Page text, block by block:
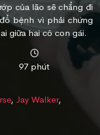
của lão sẽ chẳng đi
bệnh vì phải chứng
giữa hai cô con gái.
97 phút
, Jay Walker,